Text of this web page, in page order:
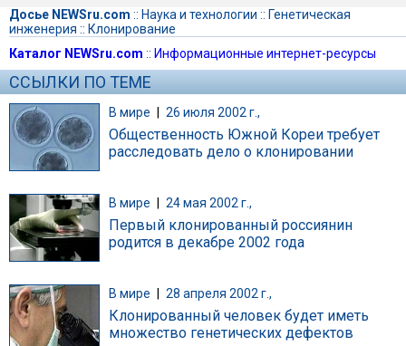
Досье NEWSru.com :: Наука и технологии :: Генетическая
инженерия :: Клонирование
Каталог NEWSru.com :: Информационные интернет-ресурсы
ССЫЛКИ ПО ТЕМЕ
В мире | 26 июля 2002 г.,
Общественность Южной Кореи требует
расследовать дело о клонировании
В мире 24 мая 2002 г.,
Первый клонированный россиянин
родится в декабре 2002 года
В мире 28 апреля 2002 г.,
Клонированный человек будет иметь
множество генетических дефектов